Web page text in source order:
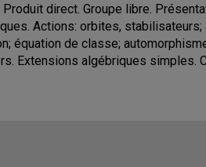
direct. Groupe libre.
Actions: orbites,
équation de classe;
Extensions algébriques simples.